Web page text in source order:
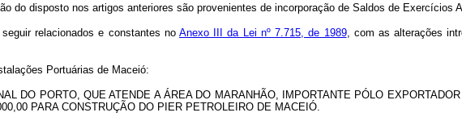
do disposto nos artigos anteriores são provenientes de incorporação de Saldos de Exercícios
relacionados e constantes noAnexo III da Lei nº 7.715, de 1989, com as alterações
Portuárias de Maceió:
DO PORTO, QUE ATENDE A ÁREA DO MARANHÃO, IMPORTANTE PÓLO
PARA CONSTRUÇÃO DO PIER PETROLEIRO DE MACEIÓ.